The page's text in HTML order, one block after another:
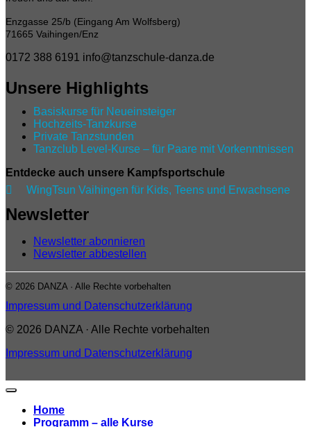
Enzgasse 25/b (Eingang Am Wolfsberg)
71665 Vaihingen/Enz
0172 388 6191 info@tanzschule-danza.de
Unsere Highlights
Basiskurse für Neueinsteiger
Hochzeits-Tanzkurse
Private Tanzstunden
Tanzclub Level‑Kurse – für Paare mit Vorkenntnissen
Entdecke auch unsere Kampfsportschule

WingTsun Vaihingen für Kids, Teens und Erwachsene
Newsletter
Newsletter abonnieren
Newsletter abbestellen
© 2026 DANZA · Alle Rechte vorbehalten
Impressum und Datenschutzerklärung
© 2026 DANZA · Alle Rechte vorbehalten
Impressum und Datenschutzerklärung
Home
Programm – alle Kurse